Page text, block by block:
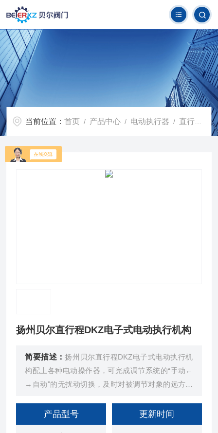
当前位置：首页 / 产品中心 / 电动执行器 / 直行程电动执行器
扬州贝尔直行程DKZ电子式电动执行机构
简要描述：扬州贝尔直行程DKZ电子式电动执行机
构配上各种电动操作器，可完成调节系统的“手动←
→自动"的无扰动切换，及时对被调节对象的远方手
产品型号 更新时间